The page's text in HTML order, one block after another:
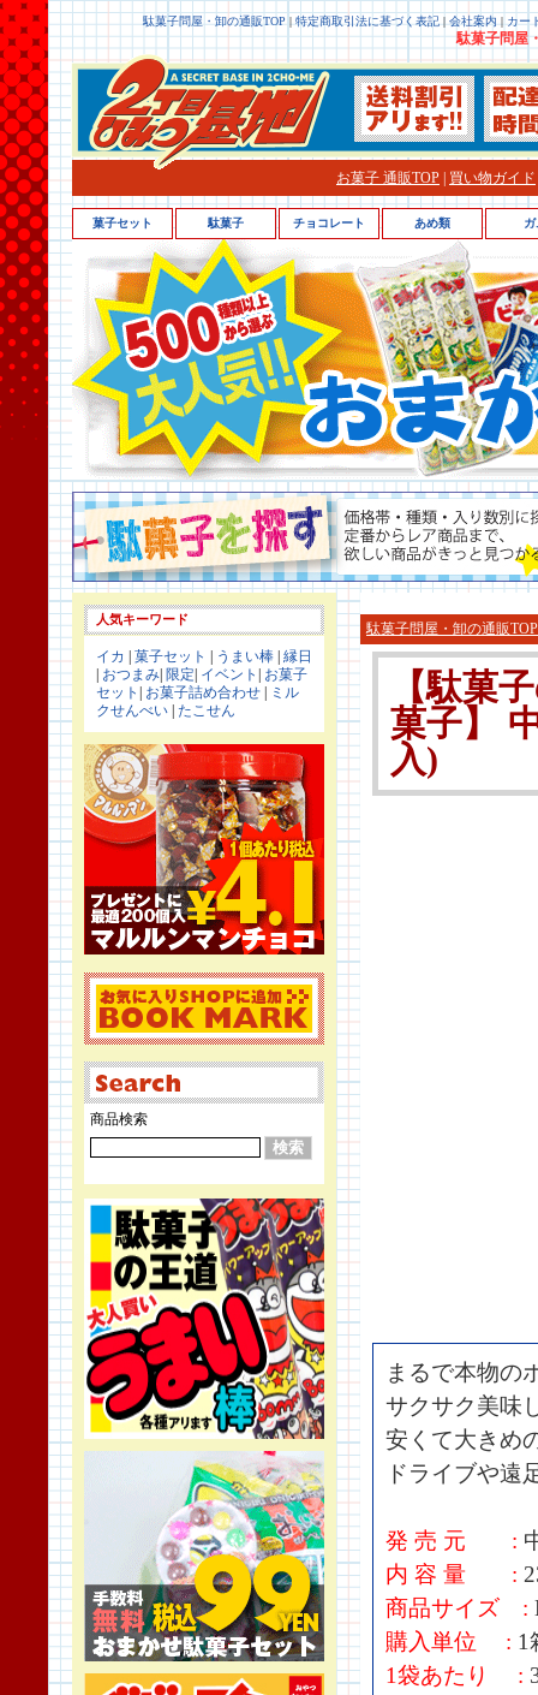
駄菓子問屋・卸の通販TOP | 特定商取引法に基づく表記 | 会社案内 | カー
駄菓子問屋
お菓子 通販TOP 買い物ガイド
人気キーワード
イカ 菓子セット うまい棒 縁日
おつまみ 限定 イベント
お菓子
セット
お菓子詰め合わせ
ミル
クせんべい たこせん
商品検索
駄菓子問屋・卸の通販TOP
【駄菓
菓子】
入)
まるで本物の
サクサク美味
安くて大きめ
ドライブや遠
発 売 元 :
内 容 量 :
商品サイズ :
購入単位 : 1
1袋あたり :